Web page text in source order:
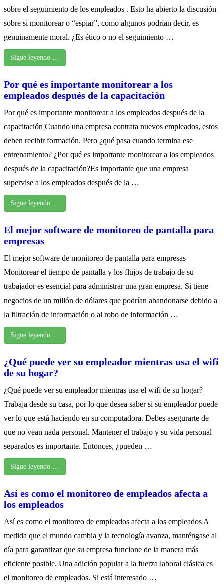
sobre el seguimiento de los empleados . Esto ha abierto la discusión
sobre si monitorear o “espiar”, como algunos podrían decir, es
genuinamente moral. ¿Es ético o no el seguimiento …
Sigue leyendo …
Por qué es importante monitorear a los
empleados después de la capacitación
Por qué es importante monitorear a los empleados después de la
capacitación Cuando una empresa contrata nuevos empleados, estos
deben recibir formación. Pero ¿qué pasa cuando termina ese
entrenamiento? ¿Por qué es importante monitorear a los empleados
después de la capacitación?Es importante que una empresa
supervise a los empleados después de la …
Sigue leyendo …
El mejor software de monitoreo de pantalla para
empresas
El mejor software de monitoreo de pantalla para empresas
Monitorear el tiempo de pantalla y los flujos de trabajo de su
trabajador es esencial para administrar una gran empresa. Si tiene
negocios de un millón de dólares que podrían abandonarse debido a
la filtración de información o al robo de información …
Sigue leyendo …
¿Qué puede ver su empleador mientras usa el wifi
de su hogar?
¿Qué puede ver su empleador mientras usa el wifi de su hogar?
Trabaja desde su casa, por lo que desea saber si su empleador puede
ver lo que está haciendo en su computadora. Debes asegurarte de
que no vean nada personal. Mantener el trabajo y su vida personal
separados es importante. Entonces, ¿pueden …
Sigue leyendo …
Así es como el monitoreo de empleados afecta a
los empleados
Así es como el monitoreo de empleados afecta a los empleados A
medida que el mundo cambia y la tecnología avanza, manténgase al
día para garantizar que su empresa funcione de la manera más
eficiente posible. Una adición popular a la fuerza laboral clásica es
el monitoreo de empleados. Si está interesado …